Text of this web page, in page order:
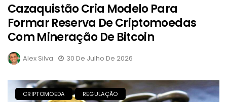
Cazaquistão Cria Modelo Para
Formar Reserva De Criptomoedas
Com Mineração De Bitcoin
Alex Silva 30 De Julho De 2026
CRIPTOMOEDA REGULAÇÃO